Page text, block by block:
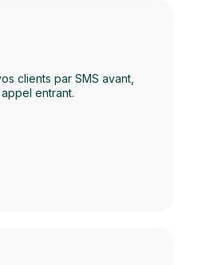
clients par SMS avant,
entrant.